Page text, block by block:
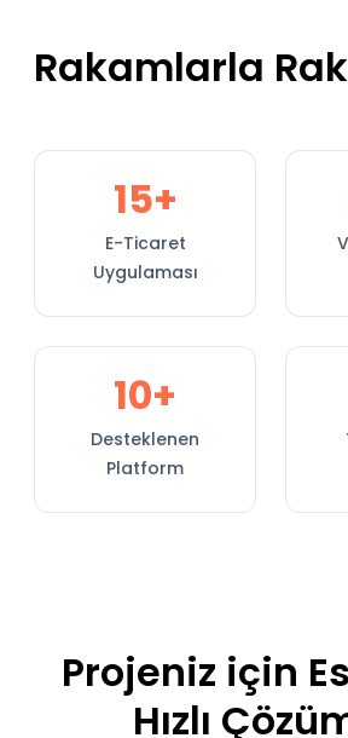
Rakamlarla
15+
E-Ticaret
Uygulaması
10+
Desteklenen
Platform
Projeniz için
Hızlı